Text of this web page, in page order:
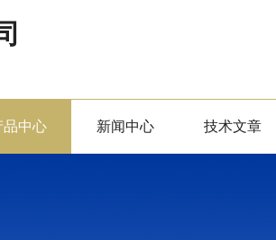
品中心 新闻中心 技术文章